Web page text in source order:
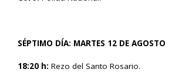
SÉPTIMO DÍA: MARTES 12 DE AGOSTO
18:20 h: Rezo del Santo Rosario.